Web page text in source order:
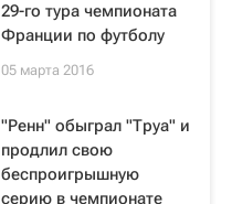
29-го тура чемпионата
Франции по футболу
05 марта 2016
"Ренн" обыграл "Труа" и
продлил свою
беспроигрышную
серию в чемпионате